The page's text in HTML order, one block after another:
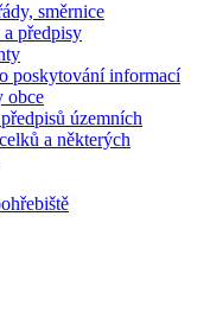
směrnice
předpisy
poskytování informací
obce
územních
a některých